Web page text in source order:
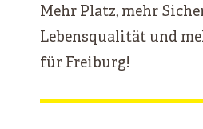
Mehr Platz, mehr
Lebensqualität und
für Freiburg!